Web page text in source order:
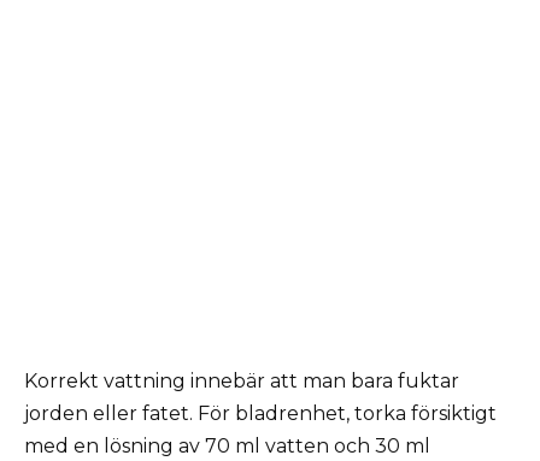
Korrekt vattning innebär att man bara fuktar
jorden eller fatet. För bladrenhet, torka försiktigt
med en lösning av 70 ml vatten och 30 ml